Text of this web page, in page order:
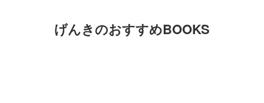
げんきのおすすめBOOKS